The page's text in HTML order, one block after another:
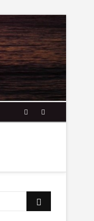
facebooktwitter